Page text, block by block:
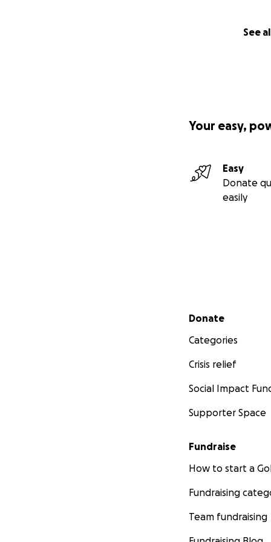
See
Your easy,
Easy
Donate
easily
Secondary menu
Donate
Categories
Crisis relief
Social Impact
Supporter Space
Fundraise
How to start a
Fundraising
Team fundraising